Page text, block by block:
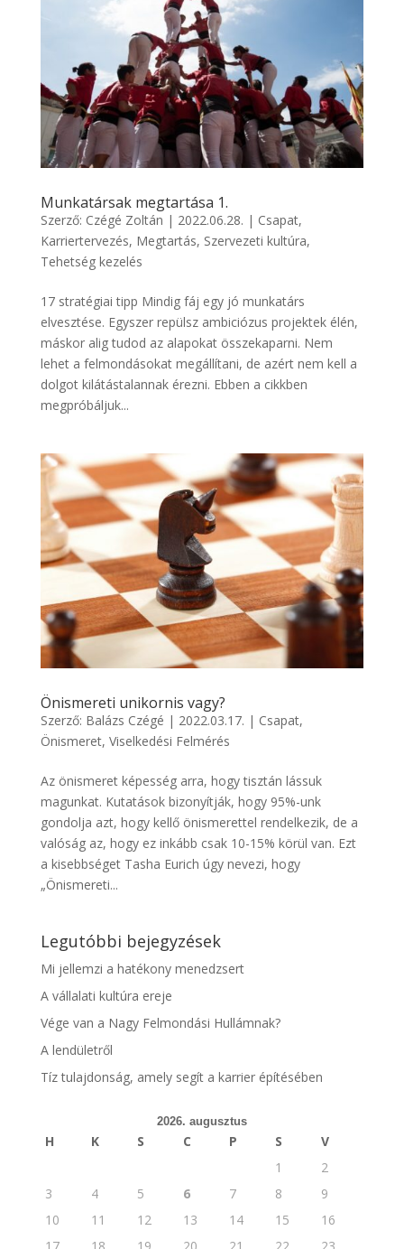
Munkatársak megtartása 1.
Szerző: Czégé Zoltán | 2022.06.28. | Csapat,
Karriertervezés, Megtartás, Szervezeti kultúra,
Tehetség kezelés
17 stratégiai tipp Mindig fáj egy jó munkatárs
elvesztése. Egyszer repülsz ambiciózus projektek élén,
máskor alig tudod az alapokat összekaparni. Nem
lehet a felmondásokat megállítani, de azért nem kell a
dolgot kilátástalannak érezni. Ebben a cikkben
megpróbáljuk...
Önismereti unikornis vagy?
Szerző: Balázs Czégé | 2022.03.17. | Csapat,
Önismeret, Viselkedési Felmérés
Az önismeret képesség arra, hogy tisztán lássuk
magunkat. Kutatások bizonyítják, hogy 95%-unk
gondolja azt, hogy kellő önismerettel rendelkezik, de a
valóság az, hogy ez inkább csak 10-15% körül van. Ezt
a kisebbséget Tasha Eurich úgy nevezi, hogy
„Önismereti...
Legutóbbi bejegyzések
Mi jellemzi a hatékony menedzsert
A vállalati kultúra ereje
Vége van a Nagy Felmondási Hullámnak?
A lendületről
Tíz tulajdonság, amely segít a karrier építésében
2026. augusztus
H K S C P S
V
1
2
3
4 5 6 7 8
9
10
11 12 13 14 15
16